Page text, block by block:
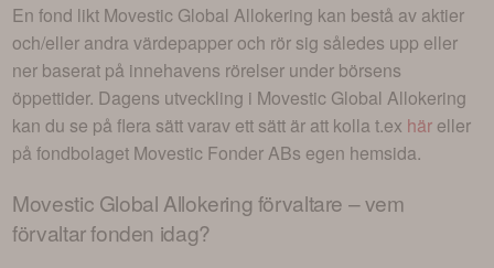
En fond likt Movestic Global Allokering kan bestå av aktier
och/eller andra värdepapper och rör sig således upp eller
ner baserat på innehavens rörelser under börsens
öppettider. Dagens utveckling i Movestic Global Allokering
kan du se på flera sätt varav ett sätt är att kolla t.ex här eller
på fondbolaget Movestic Fonder ABs egen hemsida.
Movestic Global Allokering förvaltare – vem
förvaltar fonden idag?